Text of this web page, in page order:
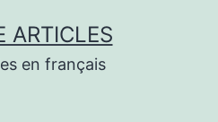
ARTICLES
en français